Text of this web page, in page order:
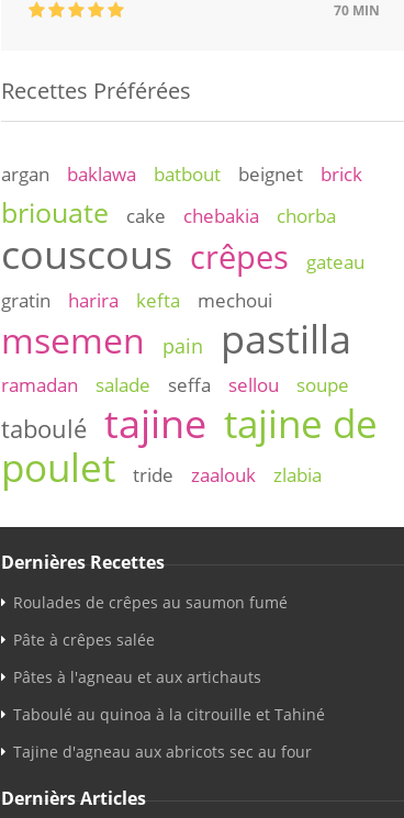
70 MIN
Recettes Préférées
argan baklawa batbout beignet brick
briouate cake chebakia chorba
couscous crêpes
gateau
gratin
harira kefta mechoui
msemen pain pastilla
ramadan salade seffa sellou soupe
taboulé tajine tajine de
poulet
tride zaalouk zlabia
Dernières Recettes
Roulades de crêpes au saumon fumé
Pâte à crêpes salée
Pâtes à l'agneau et aux artichauts
Taboulé au quinoa à la citrouille et Tahiné
Tajine d'agneau aux abricots sec au four
Dernièrs Articles